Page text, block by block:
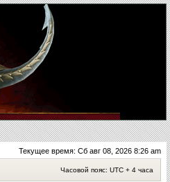
Текущее время: Сб авг 08, 2026 8:26 am
Часовой пояс: UTC + 4 часа